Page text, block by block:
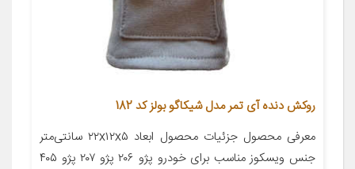
روکش دنده آی تمر مدل شیکاگو بولز کد 182
معرفی محصول جزئیات محصول ابعاد ۲۲x۱۲x۵ سانتی‌متر
جنس ویسکوز مناسب برای خودرو پژو ۲۰۶ پژو ۲۰۷ پژو ۴۰۵